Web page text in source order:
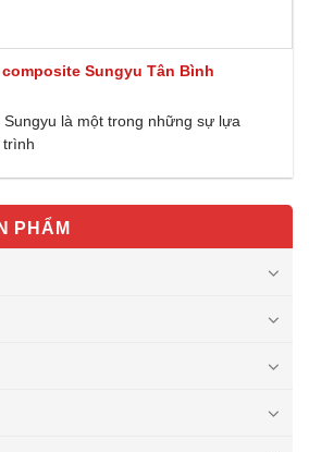
Sungyu Tân Bình
là một trong những sự lựa
trình
PHẨM